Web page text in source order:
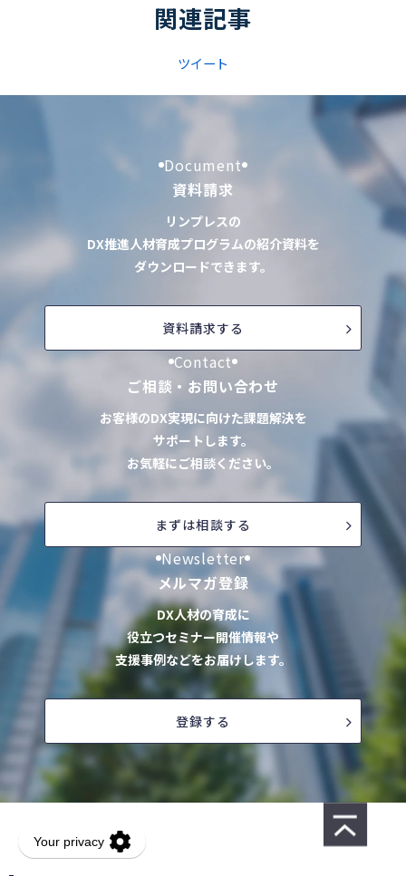
関連記事
ツイート
Document
資料請求
リンプレスの
DX推進人材育成プログラムの紹介資料を
ダウンロードできます。
資料請求する
Contact
ご相談・お問い合わせ
お客様のDX実現に向けた課題解決を
サポートします。
お気軽にご相談ください。
まずは相談する
Newsletter
メルマガ登録
DX人材の育成に
役立つセミナー開催情報や
支援事例などをお届けします。
登録する